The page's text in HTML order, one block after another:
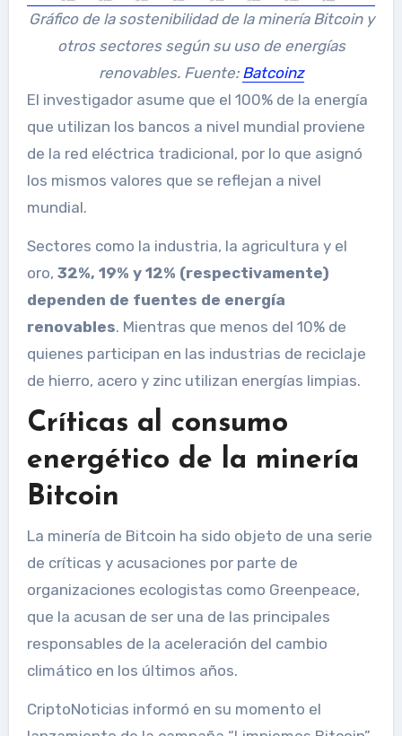
Gráfico de la sostenibilidad de la minería Bitcoin y
otros sectores según su uso de energías
renovables. Fuente: Batcoinz
El investigador asume que el 100% de la energía
que utilizan los bancos a nivel mundial proviene
de la red eléctrica tradicional, por lo que asignó
los mismos valores que se reflejan a nivel
mundial.
Sectores como la industria, la agricultura y el
oro, 32%, 19% y 12% (respectivamente)
dependen de fuentes de energía
renovables. Mientras que menos del 10% de
quienes participan en las industrias de reciclaje
de hierro, acero y zinc utilizan energías limpias.
Críticas al consumo
energético de la minería
Bitcoin
La minería de Bitcoin ha sido objeto de una serie
de críticas y acusaciones por parte de
organizaciones ecologistas como Greenpeace,
que la acusan de ser una de las principales
responsables de la aceleración del cambio
climático en los últimos años.
CriptoNoticias informó en su momento el